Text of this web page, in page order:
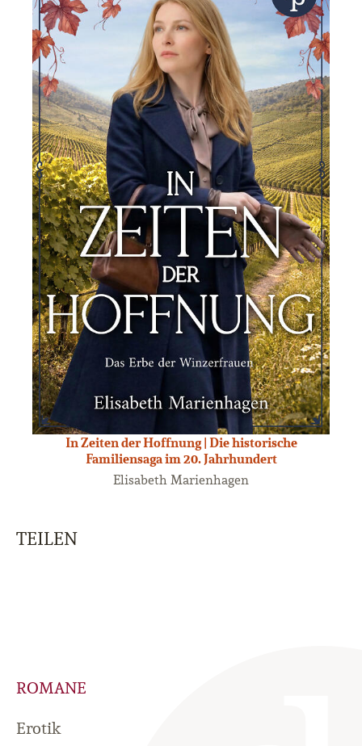
In Zeiten der Hoffnung | Die historische
Familiensaga im 20. Jahrhundert
Elisabeth Marienhagen
TEILEN
ROMANE
Erotik